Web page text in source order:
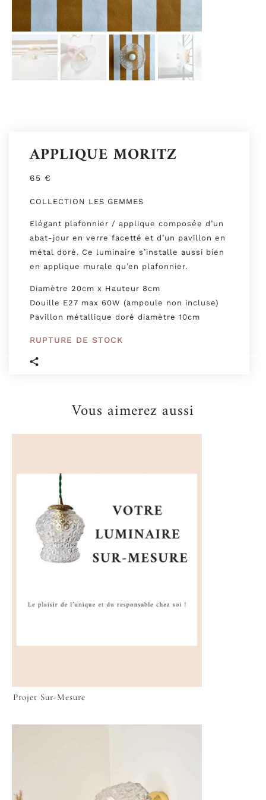
APPLIQUE MORITZ
65 €
COLLECTION LES GEMMES
Elégant plafonnier / applique composée d’un
abat-jour en verre facetté et d’un pavillon en
métal doré. Ce luminaire s’installe aussi bien
en applique murale qu’en plafonnier.
Diamètre 20cm x Hauteur 8cm
Douille E27 max 60W (ampoule non incluse)
Pavillon métallique doré diamètre 10cm
RUPTURE DE STOCK
Vous aimerez aussi
Projet Sur-Mesure